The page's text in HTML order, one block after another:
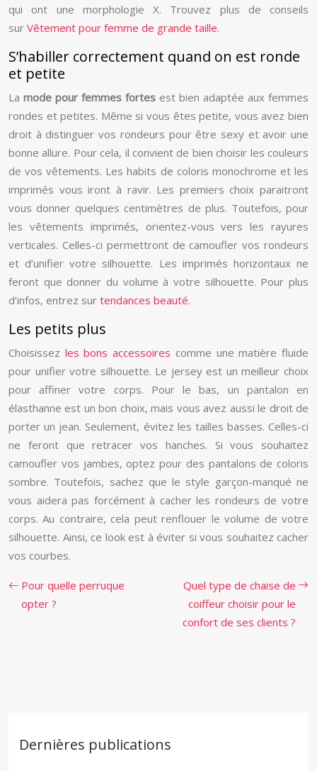
qui ont une morphologie X. Trouvez plus de conseils
sur Vêtement pour femme de grande taille.
S’habiller correctement quand on est ronde
et petite
La mode pour femmes fortes est bien adaptée aux femmes
rondes et petites. Même si vous êtes petite, vous avez bien
droit à distinguer vos rondeurs pour être sexy et avoir une
bonne allure. Pour cela, il convient de bien choisir les couleurs
de vos vêtements. Les habits de coloris monochrome et les
imprimés vous iront à ravir. Les premiers choix paraitront
vous donner quelques centimètres de plus. Toutefois, pour
les vêtements imprimés, orientez-vous vers les rayures
verticales. Celles-ci permettront de camoufler vos rondeurs
et d’unifier votre silhouette. Les imprimés horizontaux ne
feront que donner du volume à votre silhouette. Pour plus
d’infos, entrez sur tendances beauté.
Les petits plus
Choisissez les bons accessoires comme une matière fluide
pour unifier votre silhouette. Le jersey est un meilleur choix
pour affiner votre corps. Pour le bas, un pantalon en
élasthanne est un bon choix, mais vous avez aussi le droit de
porter un jean. Seulement, évitez les tailles basses. Celles-ci
ne feront que retracer vos hanches. Si vous souhaitez
camoufler vos jambes, optez pour des pantalons de coloris
sombre. Toutefois, sachez que le style garçon-manqué ne
vous aidera pas forcément à cacher les rondeurs de votre
corps. Au contraire, cela peut renflouer le volume de votre
silhouette. Ainsi, ce look est à éviter si vous souhaitez cacher
vos courbes.
Pour quelle perruque
opter ?
Quel type de chaise de
coiffeur choisir pour le
confort de ses clients ?
Dernières publications